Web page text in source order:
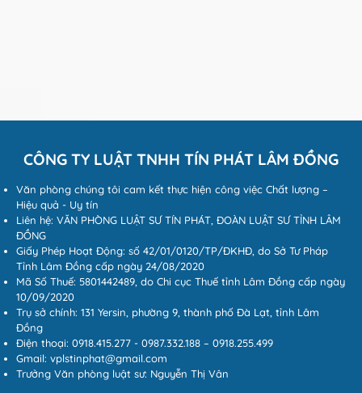
CÔNG TY LUẬT TNHH TÍN PHÁT LÂM ĐỒNG
Văn phòng chúng tôi cam kết thực hiện công việc Chất lượng –
Hiệu quả - Uy tín
Liên hệ: VĂN PHÒNG LUẬT SƯ TÍN PHÁT, ĐOÀN LUẬT SƯ TỈNH LÂM
ĐỒNG
Giấy Phép Hoạt Động: số 42/01/0120/TP/ĐKHĐ, do Sở Tư Pháp
Tỉnh Lâm Đồng cấp ngày 24/08/2020
Mã Số Thuế: 5801442489, do Chi cục Thuế tỉnh Lâm Đồng cấp ngày
10/09/2020
Trụ sở chính: 131 Yersin, phường 9, thành phố Đà Lạt, tỉnh Lâm
Đồng
Điện thoại: 0918.415.277 - 0987.332.188 – 0918.255.499
Gmail: vplstinphat@gmail.com
Trưởng Văn phòng luật sư: Nguyễn Thị Vân